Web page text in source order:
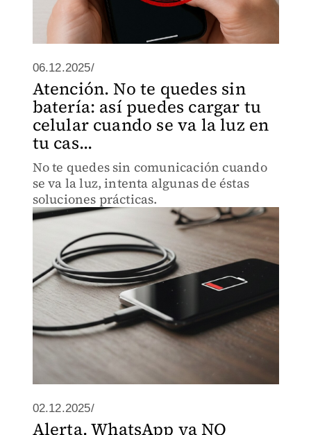
06.12.2025/
Atención. No te quedes sin
batería: así puedes cargar tu
celular cuando se va la luz en
tu cas...
No te quedes sin comunicación cuando
se va la luz, intenta algunas de éstas
soluciones prácticas.
02.12.2025/
Alerta. WhatsApp ya NO